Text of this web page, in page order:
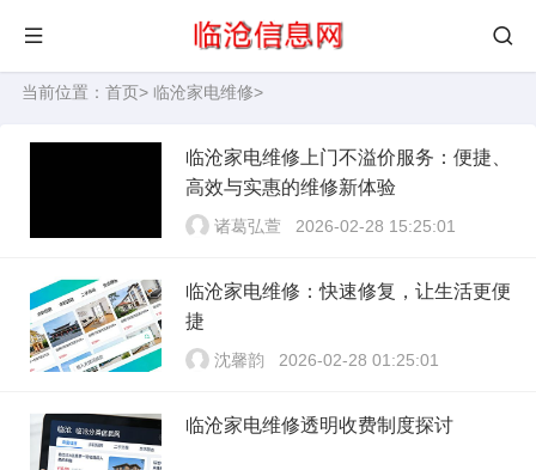
当前位置： 首页> 临沧家电维修>
临沧家电维修上门不溢价服务：便捷、
高效与实惠的维修新体验
诸葛弘萱 2026-02-28 15:25:01
临沧家电维修：快速修复，让生活更便
捷
沈馨韵 2026-02-28 01:25:01
临沧家电维修透明收费制度探讨